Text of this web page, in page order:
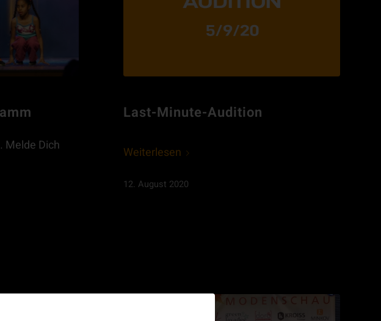
Melde Dich
Last-Minute-Audition
Weiterlesen
12. August 2020